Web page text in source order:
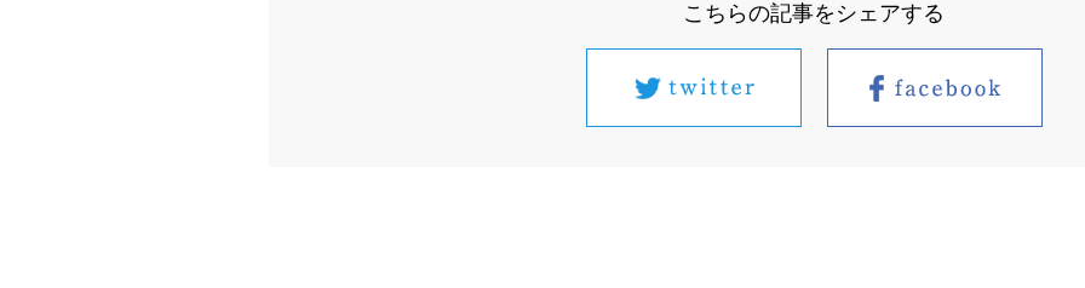
こちらの記事をシェアする